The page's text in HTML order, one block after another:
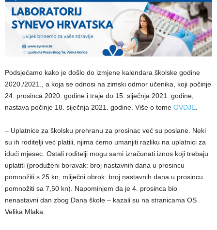
Podsjećamo kako je došlo do izmjene kalendara školske godine
2020./2021., a koja se odnosi na zimski odmor učenika, koji počinje
24. prosinca 2020. godine i traje do 15. siječnja 2021. godine,
nastava počinje 18. siječnja 2021. godine. Više o tome OVDJE
– Uplatnice za školsku prehranu za prosinac već su poslane. Neki
su ih roditelji već platili, njima ćemo umanjiti razliku na uplatnici za
idući mjesec. Ostali roditelji mogu sami izračunati iznos koji trebaju
uplatiti (produženi boravak: broj nastavnih dana u prosincu
pomnožiti s 25 kn; mliječni obrok: broj nastavnih dana u prosincu
pomnožiti sa 7,50 kn). Napominjem da je 4. prosinca bio
nenastavni dan zbog Dana škole – kazali su na stranicama OS
Velika Mlaka.